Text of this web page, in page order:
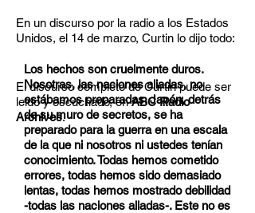
En un discurso por la radio a los Estados
Unidos, el 14 de marzo, Curtin lo dijo todo:
Los hechos son cruelmente duros.
Nosotras, las naciones aliadas, no
estábamos preparadas. Japón, detrás
de su muro de secretos, se ha
preparado para la guerra en una escala
de la que ni nosotros ni ustedes tenían
conocimiento. Todas hemos cometido
errores, todas hemos sido demasiado
lentas, todas hemos mostrado debilidad
-todas las naciones aliadas-. Este no es
El discurso completo de Curtin puede ser
leído y escuchado, enABC Radio
Archives.